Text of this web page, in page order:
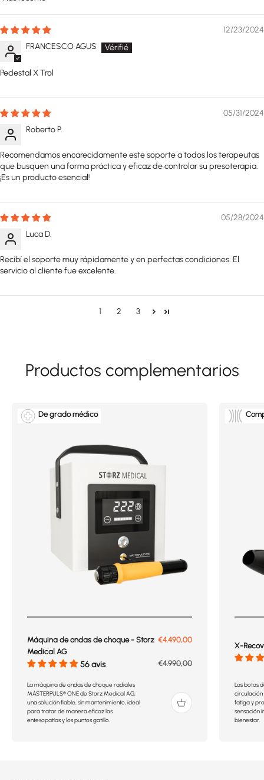
Sort by
12/23/2024
FRANCESCO AGUS
Pedestal X Trol
05/31/2024
Roberto P.
Recomendamos encarecidamente este soporte a todos los terapeutas
que busquen una forma práctica y eficaz de controlar su presoterapia.
¡Es un producto esencial!
05/28/2024
Luca D.
Recibí el soporte muy rápidamente y en perfectas condiciones. El
servicio al cliente fue excelente.
1 2 3
De grado médico
Máquina de ondas de choque - Storz
Medical AG
56 avis
Prix de vente
€4.490,00
Prix normal
€4.990,00
La máquina de ondas de choque radiales
MASTERPULS® ONE de Storz Medical AG,
una solución fiable, sin mantenimiento, ideal
para tratar de manera eficaz las
entesopatías y los puntos gatillo.
X-
Las botas
circulación
fatiga y
sensación
bienestar.